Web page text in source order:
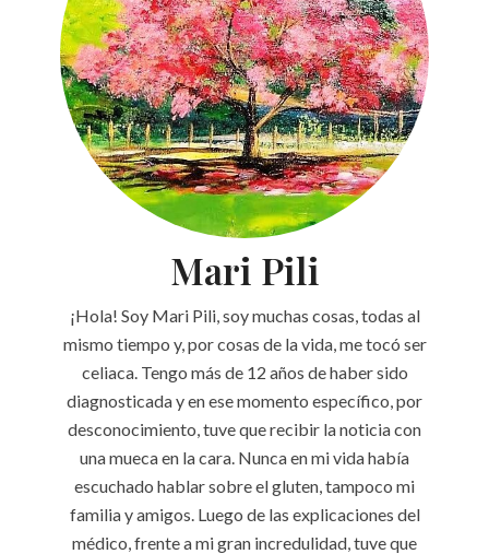
Mari Pili
¡Hola! Soy Mari Pili, soy muchas cosas, todas al
mismo tiempo y, por cosas de la vida, me tocó ser
celiaca. Tengo más de 12 años de haber sido
diagnosticada y en ese momento específico, por
desconocimiento, tuve que recibir la noticia con
una mueca en la cara. Nunca en mi vida había
escuchado hablar sobre el gluten, tampoco mi
familia y amigos. Luego de las explicaciones del
médico, frente a mi gran incredulidad, tuve que